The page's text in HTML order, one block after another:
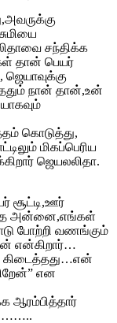
சந்திக்க
தான் பெயர்
நான் தான்,உன்
கொடுத்து,
மிகப்பெரிய
ஜெயலலிதா.
சூட்டி,ஊர்
அன்னை,எங்கள்
போற்றி வணங்கும்
என்கிறார்…
கிடைத்தது…என்
என
ஆரம்பித்தார்